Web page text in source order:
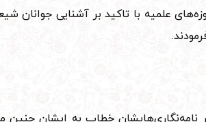
علمیه با تاکید بر آشنایی جوانان
خطاب به ایشان چنین